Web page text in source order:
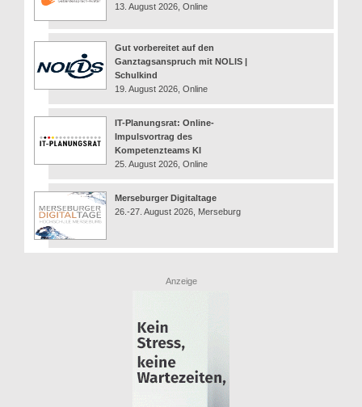
13. August 2026, Online
Gut vorbereitet auf den
Ganztagsanspruch mit NOLIS |
Schulkind
19. August 2026, Online
IT-Planungsrat: Online-
Impulsvortrag des
Kompetenzteams KI
25. August 2026, Online
Merseburger Digitaltage
26.-27. August 2026, Merseburg
Anzeige